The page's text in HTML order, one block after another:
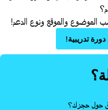
والموقع ونوع الدعم!
تدريبية!
حول حجزك؟